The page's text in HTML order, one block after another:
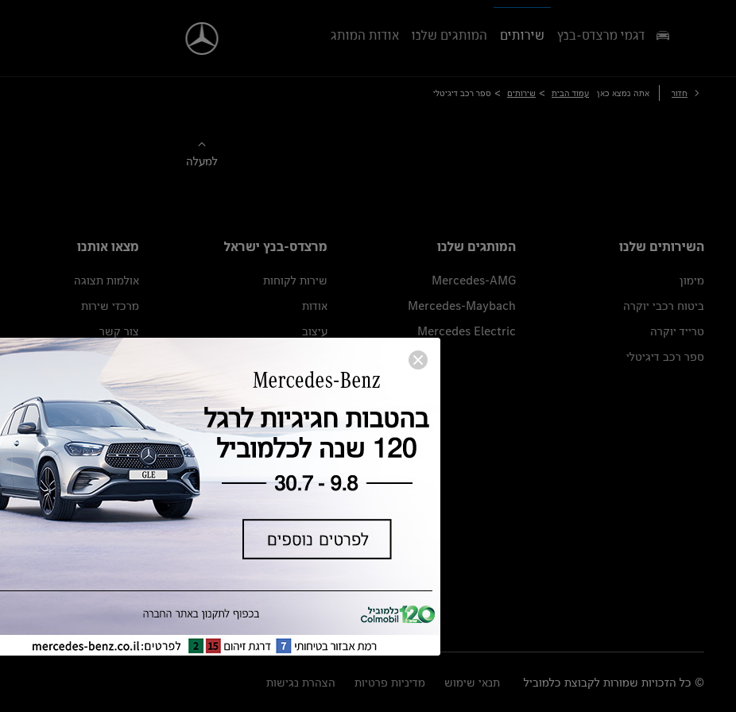
דגמי מרצדס-בנץ שירותים המותגים שלנו אודות המותג
חזור אתה נמצא כאן עמוד הבית > שירותים > ספר רכב דיגיטלי
למעלה
השירותים שלנו
מימון
ביטוח רכבי יוקרה
טרייד יוקרה
ספר רכב דיגיטלי
המותגים שלנו
Mercedes-AMG
Mercedes-Maybach
Mercedes Electric
מרצדס-בנץ ישראל
שירות לקוחות
אודות
עיצוב
מגזין מרצדס-בנץ
ספרי רכב מרצדס-בנץ
נתוני זיהום אוויר וצריכת דלק וחשמל
נתוני תווית צמיגים
מחירון חלפים
הודעה על הטבות לרכבי מרצדס בהסדר
מצאו אותנו
אולמות תצוגה
מרכזי שירות
צור קשר
© כל הזכויות שמורות לקבוצת כלמוביל תנאי שימוש מדיניות פרטיות הצהרת נגישות